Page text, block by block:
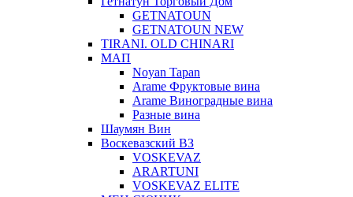
GETNATOUN
GETNATOUN NEW
TIRANI. OLD CHINARI
МАП
Noyan Tapan
Arame Фруктовые вина
Arame Виноградные вина
Разные вина
Шаумян Вин
Воскевазский ВЗ
VOSKEVAZ
ARARTUNI
VOSKEVAZ ELITE